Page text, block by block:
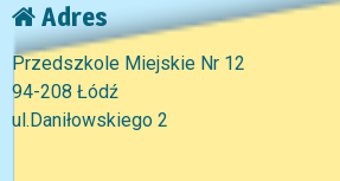
Adres
Przedszkole Miejskie Nr 12
94-208 Łódź
ul.Daniłowskiego 2